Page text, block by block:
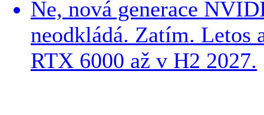
Ne, nová generace
neodkládá. Zatím. Letos
RTX 6000 až v H2 2027.